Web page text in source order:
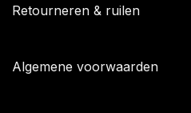
Retourneren & ruilen
Algemene voorwaarden